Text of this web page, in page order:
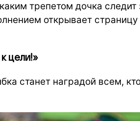
трепетом дочка следит
открывает страницу
цели!»
станет наградой всем,